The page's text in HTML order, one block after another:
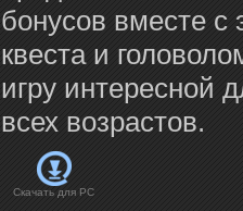
бонусов вместе с
квеста и
игру интересной
всех возрастов.
Скачать для PC